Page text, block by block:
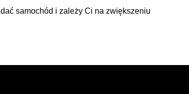
samochód i zależy Ci na zwiększeniu